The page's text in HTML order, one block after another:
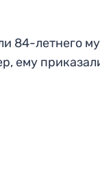
84-летнего
ему